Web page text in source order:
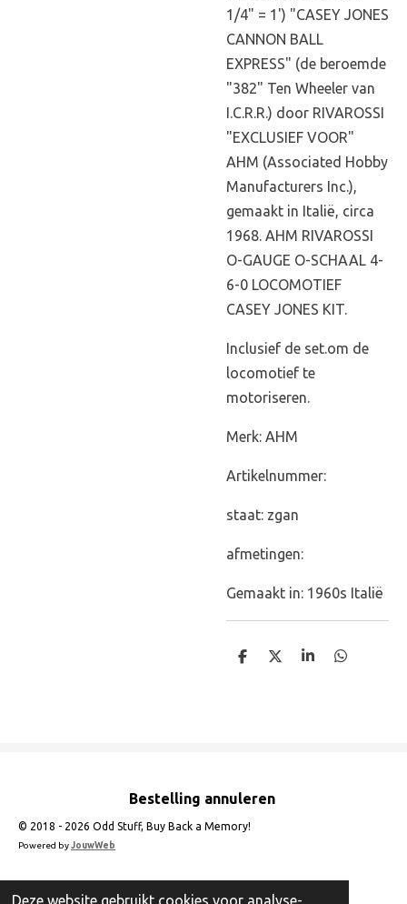
Deze website gebruikt cookies voor analyse-
1/4" = 1') "CASEY JONES
CANNON BALL
EXPRESS" (de beroemde
"382" Ten Wheeler van
I.C.R.R.) door RIVAROSSI
"EXCLUSIEF VOOR"
AHM (Associated Hobby
Manufacturers Inc.),
gemaakt in Italië, circa
1968. AHM RIVAROSSI
O-GAUGE O-SCHAAL 4-
6-0 LOCOMOTIEF
CASEY JONES KIT.
Inclusief de set.om de
locomotief te
motoriseren.
Merk: AHM
Artikelnummer:
staat: zgan
afmetingen:
Gemaakt in: 1960s Italië
D
D
S
D
Bestelling annuleren
© 2018 - 2026 Odd Stuff, Buy Back a Memory!
Powered byJouwWeb